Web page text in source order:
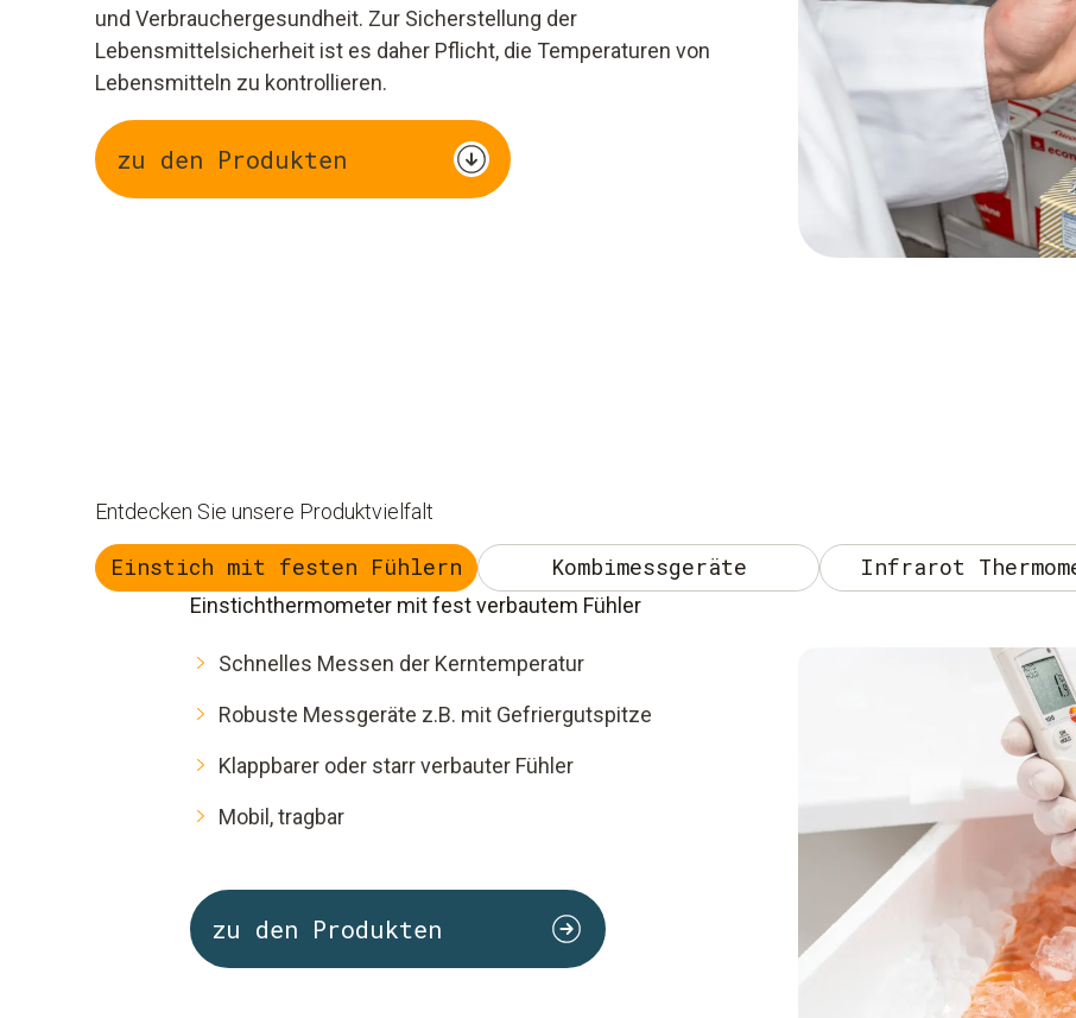
und Verbrauchergesundheit. Zur Sicherstellung der
Lebensmittelsicherheit ist es daher Pflicht, die Temperaturen von
Lebensmitteln zu kontrollieren.
zu den Produkten
Entdecken Sie unsere Produktvielfalt
Einstich mit festen Fühlern Kombimessgeräte Infrarot
Einstichthermometer mit fest verbautem Fühler
Schnelles Messen der Kerntemperatur
Robuste Messgeräte z.B. mit Gefriergutspitze
Klappbarer oder starr verbauter Fühler
Mobil, tragbar
zu den Produkten